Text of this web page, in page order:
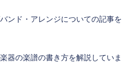
ンド・アレンジについての記事を
器の楽譜の書き方を解説していま